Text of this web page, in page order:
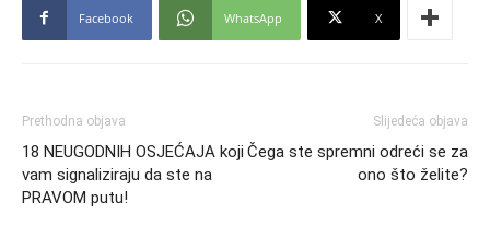
Facebook WhatsApp X
Prethodna objava
18 NEUGODNIH OSJEĆAJA koji
vam signaliziraju da ste na
PRAVOM putu!
Slijedeća objava
Čega ste spremni odreći se za
ono što želite?